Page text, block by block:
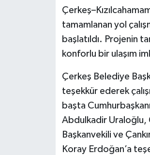
tamamlanan yol
başlatıldı. Projenin
konforlu bir ulaşım
Çerkeş Belediye
teşekkür ederek
başta
Abdulkadir Uraloğlu,
Başkanvekili ve
Koray Erdoğan’a